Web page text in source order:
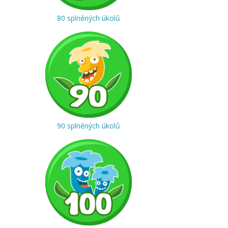
80 splněných úkolů
90 splněných úkolů